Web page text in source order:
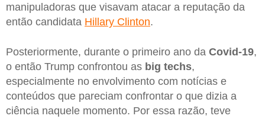
manipuladoras que visavam atacar a reputação da
então candidata Hillary Clinton.
Posteriormente, durante o primeiro ano da Covid-19,
o então Trump confrontou as big techs,
especialmente no envolvimento com notícias e
conteúdos que pareciam confrontar o que dizia a
ciência naquele momento. Por essa razão, teve